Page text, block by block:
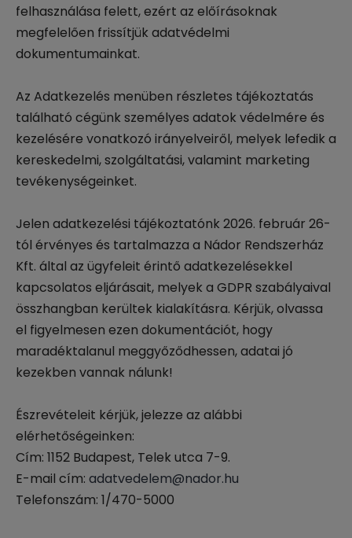
felhasználása felett, ezért az előírásoknak
megfelelően frissítjük adatvédelmi
dokumentumainkat.
Az Adatkezelés menüben részletes tájékoztatás
található cégünk személyes adatok védelmére és
kezelésére vonatkozó irányelveiről, melyek lefedik a
kereskedelmi, szolgáltatási, valamint marketing
tevékenységeinket.
Jelen adatkezelési tájékoztatónk 2026. február 26-
tól érvényes és tartalmazza a Nádor Rendszerház
Kft. által az ügyfeleit érintő adatkezelésekkel
kapcsolatos eljárásait, melyek a GDPR szabályaival
összhangban kerültek kialakításra. Kérjük, olvassa
el figyelmesen ezen dokumentációt, hogy
maradéktalanul meggyőződhessen, adatai jó
kezekben vannak nálunk!
Észrevételeit kérjük, jelezze az alábbi
elérhetőségeinken:
Cím: 1152 Budapest, Telek utca 7-9.
E-mail cím: adatvedelem@nador.hu
Telefonszám: 1/470-5000